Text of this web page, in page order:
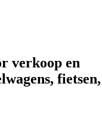
verkoop en
fietsen,